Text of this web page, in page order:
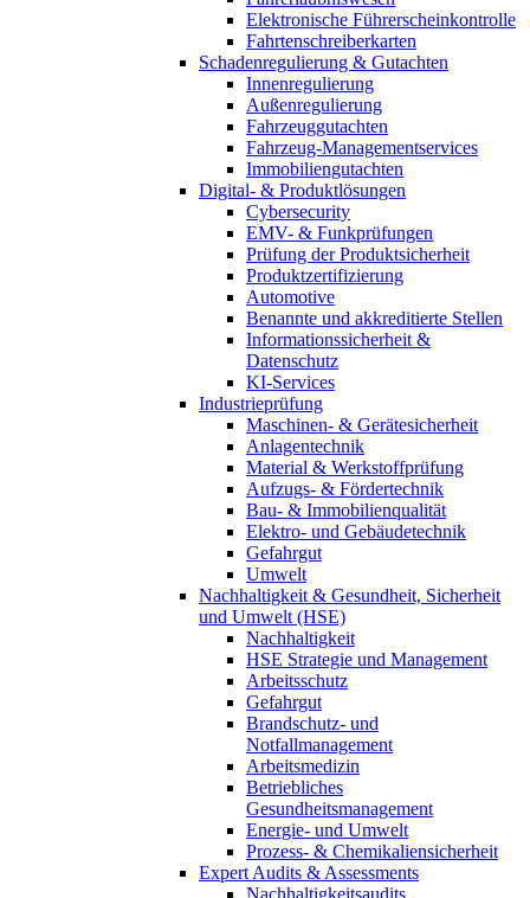
Elektronische Führerscheinkontrolle
Fahrtenschreiberkarten
Schadenregulierung & Gutachten
Innenregulierung
Außenregulierung
Fahrzeuggutachten
Fahrzeug-Managementservices
Immobiliengutachten
Digital- & Produktlösungen
Cybersecurity
EMV- & Funkprüfungen
Prüfung der Produktsicherheit
Produktzertifizierung
Automotive
Benannte und akkreditierte Stellen
Informationssicherheit &
Datenschutz
KI-Services
Industrieprüfung
Maschinen- & Gerätesicherheit
Anlagentechnik
Material & Werkstoffprüfung
Aufzugs- & Fördertechnik
Bau- & Immobilienqualität
Elektro- und Gebäudetechnik
Gefahrgut
Umwelt
Nachhaltigkeit & Gesundheit, Sicherheit
und Umwelt (HSE)
Nachhaltigkeit
HSE Strategie und Management
Arbeitsschutz
Gefahrgut
Brandschutz- und
Notfallmanagement
Arbeitsmedizin
Betriebliches
Gesundheitsmanagement
Energie- und Umwelt
Prozess- & Chemikaliensicherheit
Expert Audits & Assessments
Nachhaltigkeitsaudits